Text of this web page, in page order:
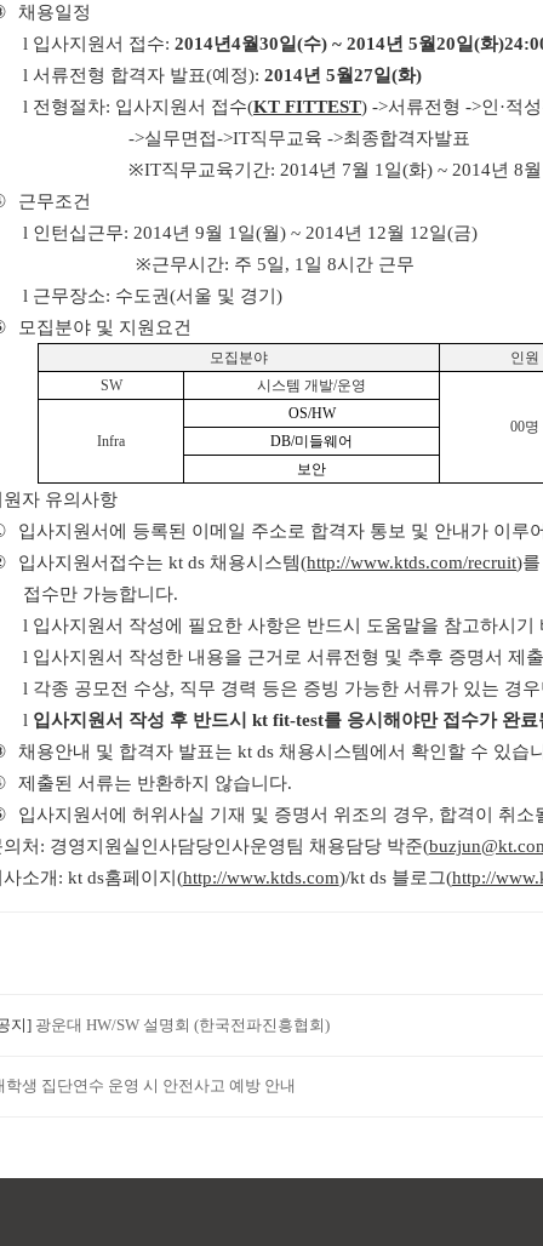
채용일정
l 입사지원서 접수: 2014년4월30일(수) ~ 2014년 5월20일(화
l 서류전형 합격자 발표(예정): 2014년 5월27일(화)
l 전형절차: 입사지원서 접수(KT FITTEST) ->서류전형 ->인·적
->실무면접->IT직무교육 ->최종합격자발표
※IT직무교육기간: 2014년 7월 1 일(화) ~ 2014년 8월
근무조건
l 인턴십근무: 2014년 9월 1 일(월) ~ 2014년 12월 12일(금)
※근무시간: 주 5일, 1 일 8시간 근무
l 근무장소: 수도권(서울 및 경기 )
모집분야 및 지원요건
모집분야
인원
SW
시스템 개발/운영
00명
Infra
OS/HW
DB/미들웨어
보안
원자 유의사항
입사지원서에 등록된 이메일 주소로 합격자 통보 및 안내가 이루
입사지원서접수는kt ds 채용시스템(http://www.ktds.com/recruit)
접수만 가능합니다.
l 입사지원서 작성에 필요한 사항은 반드시 도움말을 참고하시기
l 입사지원서 작성한 내용을 근거로 서류전형 및 추후 증명서 제
l 각종 공모전 수상, 직무 경력 등은 증빙 가능한 서류가 있는 경
l 입사지원서 작성 후 반드시 kt fit-test를 응시해야만 접수가 완료
채용안내 및 합격자 발표는 kt ds 채용시스템에서 확인할 수 있습
제출된 서류는 반환하지 않습니다.
입사지원서에 허위사실 기재 및 증명서 위조의 경우, 합격이 취소
처 : 경영지원실인사담당인사운영팀 채용담당 박준(
소개 : kt ds홈페이지 (http://www.ktds.com)/kt ds 블로그(http://
지] 광운대 HW/SW 설명회 (한국전파진흥협회)
학생 집단연수 운영 시 안전사고 예방 안내